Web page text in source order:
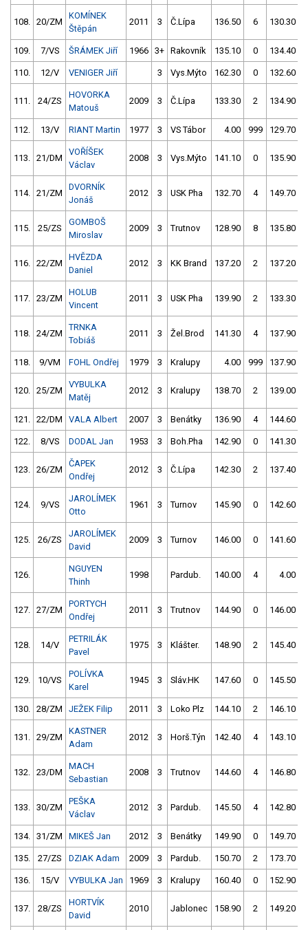
108. 20/ZM
KOMÍNEK
Štěpán
2011 3 Č.Lípa 136.50 6 130.30
109. 7/VS ŠRÁMEK Jiří 1966 3+ Rakovník 135.10 0 134.40
110. 12/V VENIGER Jiří 3 Vys.Mýto 162.30 0 132.60
111. 24/ZS
HOVORKA
Matouš
2009 3 Č.Lípa 133.30 2 134.90
112. 13/V RIANT Martin 1977 3 VS Tábor 4.00 999 129.70
113. 21/DM
VOŘÍŠEK
Václav
2008 3 Vys.Mýto 141.10 0 135.90
114. 21/ZM
DVORNÍK
Jonáš
2012 3 USK Pha 132.70 4 149.70
115. 25/ZS
GOMBOŠ
Miroslav
2009 3 Trutnov 128.90 8 135.80
116. 22/ZM
HVĚZDA
Daniel
2012 3 KK Brand 137.20 2 137.20
117. 23/ZM
HOLUB
Vincent
2011 3 USK Pha 139.90 2 133.30
118. 24/ZM
TRNKA
Tobiáš
2011 3 Žel.Brod 141.30 4 137.90
118. 9/VM FOHL Ondřej 1979 3 Kralupy 4.00 999 137.90
120. 25/ZM
VYBULKA
Matěj
2012 3 Kralupy 138.70 2 139.00
121. 22/DM VALA Albert 2007 3 Benátky 136.90 4 144.60
122. 8/VS DODAL Jan 1953 3 Boh.Pha 142.90 0 141.30
123. 26/ZM
ČAPEK
Ondřej
2012 3 Č.Lípa 142.30 2 137.40
124. 9/VS
JAROLÍMEK
Otto
1961 3 Turnov 145.90 0 142.60
125. 26/ZS
JAROLÍMEK
David
2009 3 Turnov 146.00 0 141.60
126.
NGUYEN
Thinh
1998 Pardub. 140.00 4 4.00
127. 27/ZM
PORTYCH
Ondřej
2011 3 Trutnov 144.90 0 146.00
128. 14/V
PETRILÁK
Pavel
1975 3 Klášter. 148.90 2 145.40
129. 10/VS
POLÍVKA
Karel
1945 3 Sláv.HK 147.60 0 145.50
130. 28/ZM JEŽEK Filip 2011 3 Loko Plz 144.10 2 146.10
131. 29/ZM
KASTNER
Adam
2012 3 Horš.Týn 142.40 4 143.10
132. 23/DM
MACH
Sebastian
2008 3 Trutnov 144.60 4 146.80
133. 30/ZM
PEŠKA
Václav
2012 3 Pardub. 145.50 4 142.80
134. 31/ZM MIKEŠ Jan 2012 3 Benátky 149.90 0 149.70
135. 27/ZS DZIAK Adam 2009 3 Pardub. 150.70 2 173.70
136. 15/V VYBULKA Jan 1969 3 Kralupy 160.40 0 152.90
137. 28/ZS
HORTVÍK
David
2010 Jablonec 158.90 2 149.20